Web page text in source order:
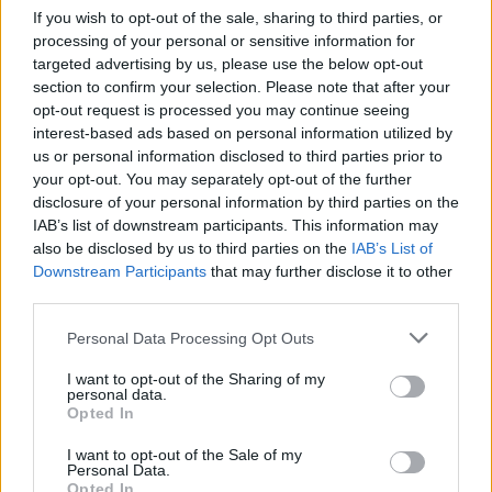
If you wish to opt-out of the sale, sharing to third parties, or
processing of your personal or sensitive information for
targeted advertising by us, please use the below opt-out
section to confirm your selection. Please note that after your
opt-out request is processed you may continue seeing
interest-based ads based on personal information utilized by
us or personal information disclosed to third parties prior to
your opt-out. You may separately opt-out of the further
disclosure of your personal information by third parties on the
IAB’s list of downstream participants. This information may
also be disclosed by us to third parties on the IAB’s List of
Downstream Participants that may further disclose it to other
Personal Data Processing Opt Outs
I want to opt-out of the Sharing of my
personal data.
Opted In
I want to opt-out of the Sale of my
Personal Data.
Zbulohet identiteti i 20-
vjeçarit të vrarë në Korçë,
brenda një pallati
Zjarr në Gjirokastër/
Izolohet flaka në mal,
shkrumbohen 3 hektarë
me shkurre e barishte në
kufirin mes Golemit dhe